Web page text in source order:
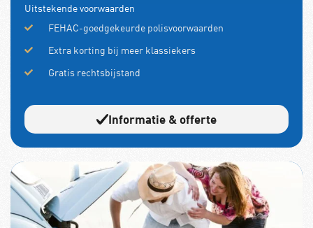
Uitstekende voorwaarden
FEHAC-goedgekeurde polisvoorwaarden
Extra korting bij meer klassiekers
Gratis rechtsbijstand
Informatie & offerte